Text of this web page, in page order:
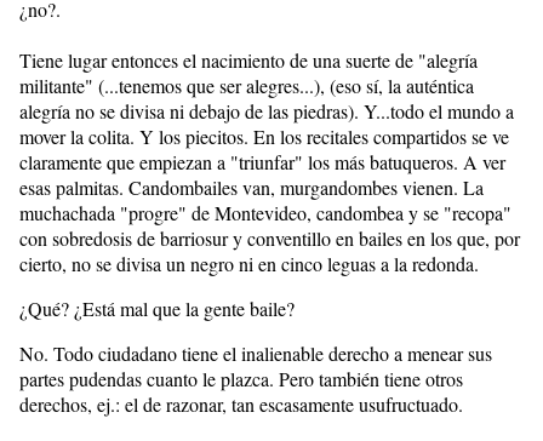
¿no?.
Tiene lugar entonces el nacimiento de una suerte de "alegría
militante" (...tenemos que ser alegres...), (eso sí, la auténtica
alegría no se divisa ni debajo de las piedras). Y...todo el mundo a
mover la colita. Y los piecitos. En los recitales compartidos se ve
claramente que empiezan a "triunfar" los más batuqueros. A ver
esas palmitas. Candombailes van, murgandombes vienen. La
muchachada "progre" de Montevideo, candombea y se "recopa"
con sobredosis de barriosur y conventillo en bailes en los que, por
cierto, no se divisa un negro ni en cinco leguas a la redonda.
¿Qué? ¿Está mal que la gente baile?
No. Todo ciudadano tiene el inalienable derecho a menear sus
partes pudendas cuanto le plazca. Pero también tiene otros
derechos, ej.: el de razonar, tan escasamente usufructuado.